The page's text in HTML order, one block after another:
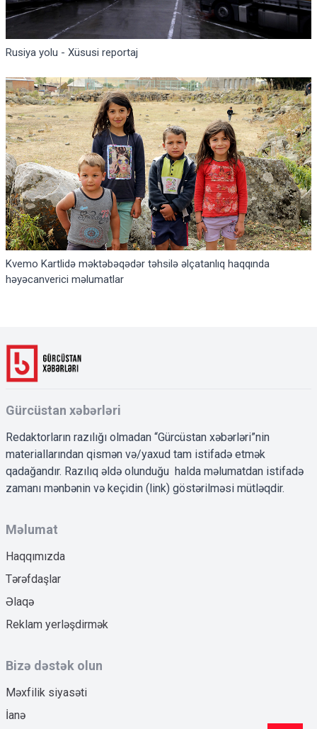
Rusiya yolu - Xüsusi reportaj
Kvemo Kartlidə məktəbəqədər təhsilə əlçatanlıq haqqında
həyəcanverici məlumatlar
Gürcüstan xəbərləri
Redaktorların razılığı olmadan “Gürcüstan xəbərləri”nin
materiallarından qismən və/yaxud tam istifadə etmək
qadağandır. Razılıq əldə olunduğu halda məlumatdan istifadə
zamanı mənbənin və keçidin (link) göstərilməsi mütləqdir.
Məlumat
Haqqımızda
Tərəfdaşlar
Əlaqə
Reklam yerləşdirmək
Bizə dəstək olun
Məxfilik siyasəti
İanə